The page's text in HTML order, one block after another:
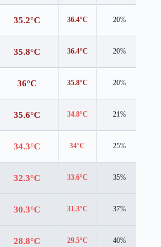
35.2°C 36.4°C 20%
35.8°C 36.4°C 20%
36°C 35.8°C 20%
35.6°C 34.8°C 21%
34.3°C 34°C 25%
32.3°C 33.6°C 35%
30.3°C 31.3°C 37%
28.8°C 29.5°C 40%